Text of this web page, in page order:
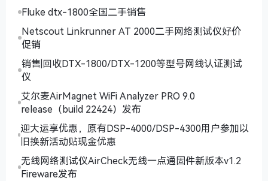
Fluke dtx-1800全国二手销售
Netscout Linkrunner AT 2000二手网络测试仪好价
促销
销售|回收DTX-1800/DTX-1200等型号网线认证测试
仪
艾尔麦AirMagnet WiFi Analyzer PRO 9.0
release（build 22424）发布
迎大运享优惠，原有DSP-4000/DSP-4300用户参加以
旧换新活动贴现金优惠
无线网络测试仪AirCheck无线一点通固件新版本v1.2
Fireware发布